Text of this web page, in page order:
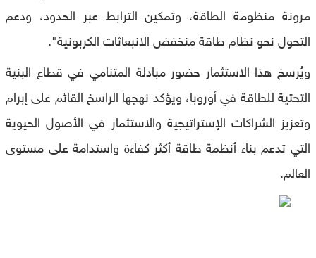
مرونة منظومة الطاقة، وتمكين الترابط عبر الحدود، ودعم
التحول نحو نظام طاقة منخفض الانبعاثات الكربونية".
ويُرسخ هذا الاستثمار حضور مبادلة المتنامي في قطاع البنية
التحتية للطاقة في أوروبا، ويؤكد نهجها الراسخ القائم على إبرام
وتعزيز الشراكات الإستراتيجية والاستثمار في الأصول الحيوية
التي تدعم بناء أنظمة طاقة أكثر كفاءة واستدامة على مستوى
العالم.